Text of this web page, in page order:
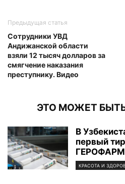
Предыдущая статья
Сотрудники УВД
Андижанской области
взяли 12 тысяч долларов за
смягчение наказания
преступнику. Видео
ЭТО МОЖЕТ
В
первый
ГЕРОФАРМ
КРАСОТА И